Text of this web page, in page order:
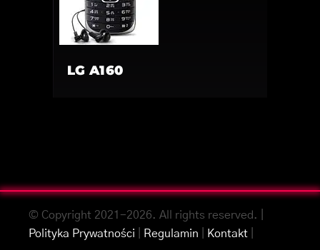
LG A160
© Copyright 2021-2026. All rights reserved. |
Polityka Prywatności
Regulamin Kontakt